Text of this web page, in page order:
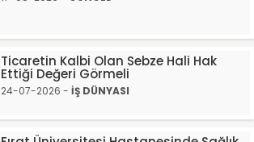
Ticaretin Kalbi Olan Sebze Hali Hak
Ettiği Değeri Görmeli
24-07-2026 - İŞ DÜNYASI